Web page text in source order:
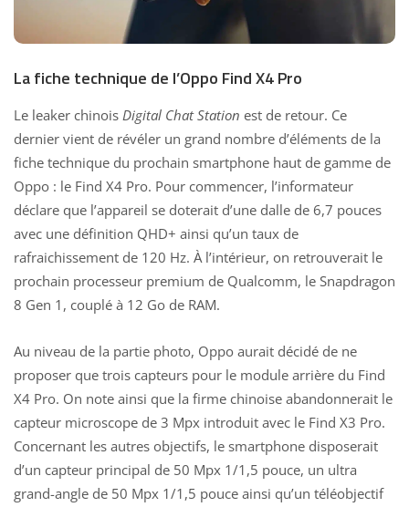
La fiche technique de l’Oppo Find X4 Pro
Le leaker chinois Digital Chat Station est de retour. Ce
dernier vient de révéler un grand nombre d’éléments de la
fiche technique du prochain smartphone haut de gamme de
Oppo : le Find X4 Pro. Pour commencer, l’informateur
déclare que l’appareil se doterait d’une dalle de 6,7 pouces
avec une définition QHD+ ainsi qu’un taux de
rafraichissement de 120 Hz. À l’intérieur, on retrouverait le
prochain processeur premium de Qualcomm, le Snapdragon
8 Gen 1, couplé à 12 Go de RAM.
Au niveau de la partie photo, Oppo aurait décidé de ne
proposer que trois capteurs pour le module arrière du Find
X4 Pro. On note ainsi que la firme chinoise abandonnerait le
capteur microscope de 3 Mpx introduit avec le Find X3 Pro.
Concernant les autres objectifs, le smartphone disposerait
d’un capteur principal de 50 Mpx 1/1,5 pouce, un ultra
grand-angle de 50 Mpx 1/1,5 pouce ainsi qu’un téléobjectif